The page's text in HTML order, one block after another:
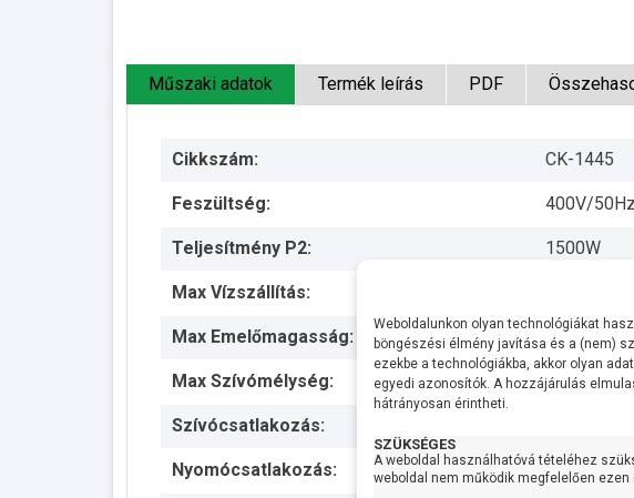
Műszaki adatok Termék leírás PDF
Cikkszám: CK-1445
Feszültség: 400V/50Hz
Teljesítmény P2: 1500W
Max Vízszállítás:
Max Emelőmagasság: 58 méter
Max Szívómélység: 7 méter
Szívócsatlakozás:
Nyomócsatlakozás: 1 coll
Weboldalunkon olyan technológiákat
böngészési élmény javítása és a (nem)
ezekbe a technológiákba, akkor olyan
egyedi azonosítók. A hozzájárulás
hátrányosan érintheti.
SZÜKSÉGES
A weboldal használhatóvá tételéhez
weboldal nem működik megfelelően ezen